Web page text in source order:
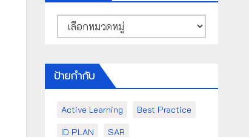
หมวด
หมู่
ป้ายกำกับ
Active Learning
Best Practice
ID PLAN
SAR